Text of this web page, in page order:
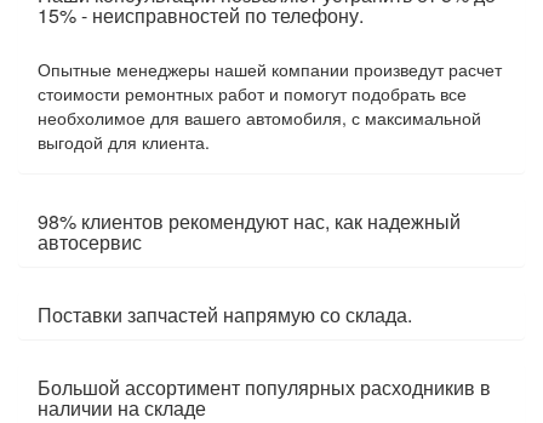
15% - неисправностей по телефону.
Опытные менеджеры нашей компании произведут расчет
стоимости ремонтных работ и помогут подобрать все
необхолимое для вашего автомобиля, с максимальной
выгодой для клиента.
98% клиентов рекомендуют нас, как надежный
автосервис
Поставки запчастей напрямую со склада.
Большой ассортимент популярных расходникив в
наличии на складе